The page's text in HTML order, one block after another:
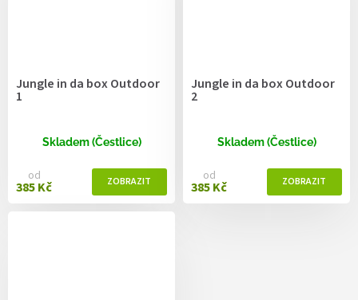
Jungle in da box Outdoor
1
Skladem (Čestlice)
od
385 Kč
Jungle in da box Outdoor
2
Skladem (Čestlice)
od
385 Kč